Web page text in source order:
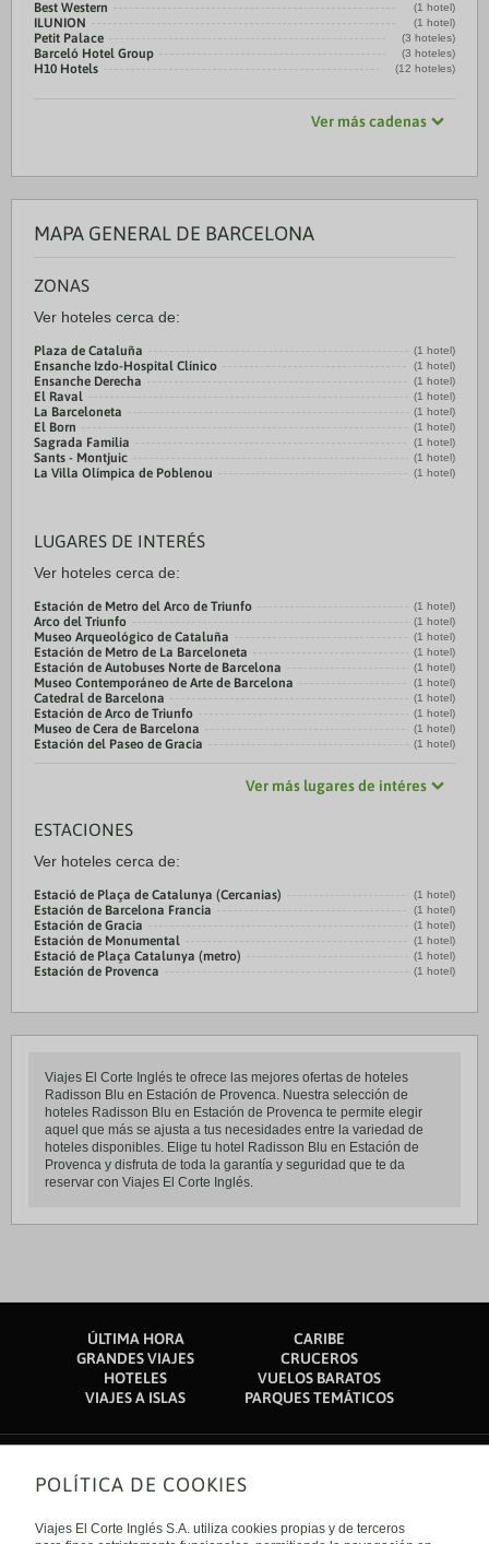
Best Western (1 hotel)
ILUNION (1 hotel)
Petit Palace (3 hoteles)
Barceló Hotel Group (3 hoteles)
H10 Hotels (12 hoteles)
Ver más cadenas
MAPA GENERAL DE BARCELONA
ZONAS
Ver hoteles cerca de:
Plaza de Cataluña (1 hotel)
Ensanche Izdo-Hospital Clínico (1 hotel)
Ensanche Derecha (1 hotel)
El Raval (1 hotel)
La Barceloneta (1 hotel)
El Born (1 hotel)
Sagrada Familia (1 hotel)
Sants - Montjuic (1 hotel)
La Villa Olímpica de Poblenou (1 hotel)
LUGARES DE INTERÉS
Ver hoteles cerca de:
Estación de Metro del Arco de Triunfo (1 hotel)
Arco del Triunfo (1 hotel)
Museo Arqueológico de Cataluña (1 hotel)
Estación de Metro de La Barceloneta (1 hotel)
Estación de Autobuses Norte de Barcelona (1 hotel)
Museo Contemporáneo de Arte de Barcelona (1 hotel)
Catedral de Barcelona (1 hotel)
Estación de Arco de Triunfo (1 hotel)
Museo de Cera de Barcelona (1 hotel)
Estación del Paseo de Gracia (1 hotel)
Ver más lugares de intéres
ESTACIONES
Ver hoteles cerca de:
Estació de Plaça de Catalunya (Cercanias) (1 hotel)
Estación de Barcelona Francia (1 hotel)
Estación de Gracia (1 hotel)
Estación de Monumental (1 hotel)
Estació de Plaça Catalunya (metro) (1 hotel)
Estación de Provenca (1 hotel)
Viajes El Corte Inglés te ofrece las mejores ofertas de hoteles
Radisson Blu en Estación de Provenca. Nuestra selección de
hoteles Radisson Blu en Estación de Provenca te permite elegir
aquel que más se ajusta a tus necesidades entre la variedad de
hoteles disponibles. Elige tu hotel Radisson Blu en Estación de
Provenca y disfruta de toda la garantía y seguridad que te da
reservar con Viajes El Corte Inglés.
ÚLTIMA HORA
CARIBE
GRANDES VIAJES
CRUCEROS
HOTELES
VUELOS BARATOS
VIAJES A ISLAS
PARQUES TEMÁTICOS
Sobre nosotros
Quiénes somos
POLÍTICA DE COOKIES
Viajes El Corte Inglés S.A. utiliza cookies propias y de terceros